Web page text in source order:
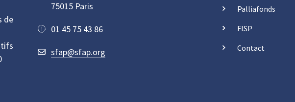
de
75015 Paris
01 45 75 43 86
sfap@sfap.org
Palliafonds
FISP
Contact